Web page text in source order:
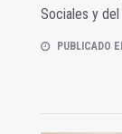
Sociales y
PUBLICADO